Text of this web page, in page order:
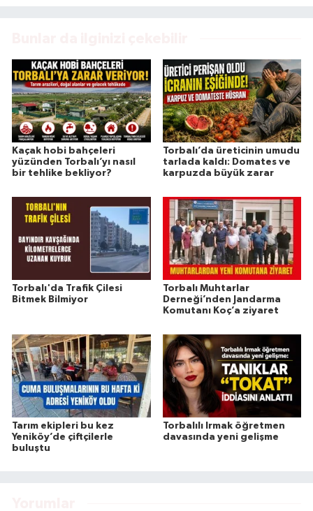
Kaçak hobi bahçeleri
yüzünden Torbalı’yı nasıl
bir tehlike bekliyor?
Torbalı’da üreticinin umudu
tarlada kaldı: Domates ve
karpuzda büyük zarar
Torbalı'da Trafik Çilesi
Bitmek Bilmiyor
Torbalı Muhtarlar
Derneği’nden Jandarma
Komutanı Koç’a ziyaret
Tarım ekipleri bu kez
Yeniköy’de çiftçilerle
buluştu
Torbalılı Irmak öğretmen
davasında yeni gelişme